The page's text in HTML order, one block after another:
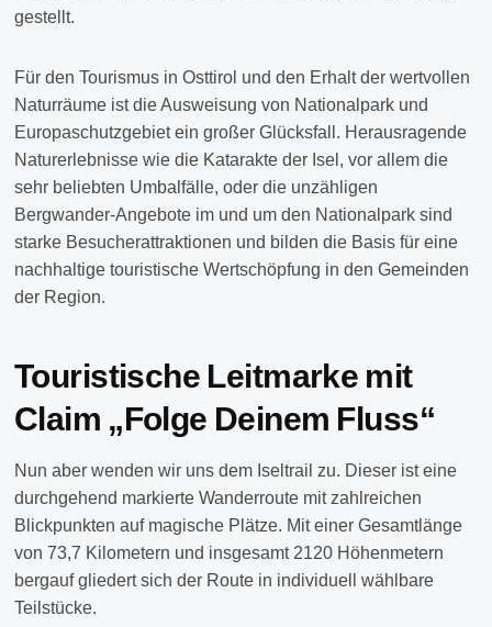
gestellt.
Für den Tourismus in Osttirol und den Erhalt der wertvollen
Naturräume ist die Ausweisung von Nationalpark und
Europaschutzgebiet ein großer Glücksfall. Herausragende
Naturerlebnisse wie die Katarakte der Isel, vor allem die
sehr beliebten Umbalfälle, oder die unzähligen
Bergwander-Angebote im und um den Nationalpark sind
starke Besucherattraktionen und bilden die Basis für eine
nachhaltige touristische Wertschöpfung in den Gemeinden
der Region.
Touristische Leitmarke mit
Claim „Folge Deinem Fluss“
Nun aber wenden wir uns dem Iseltrail zu. Dieser ist eine
durchgehend markierte Wanderroute mit zahlreichen
Blickpunkten auf magische Plätze. Mit einer Gesamtlänge
von 73,7 Kilometern und insgesamt 2120 Höhenmetern
bergauf gliedert sich der Route in individuell wählbare
Teilstücke.